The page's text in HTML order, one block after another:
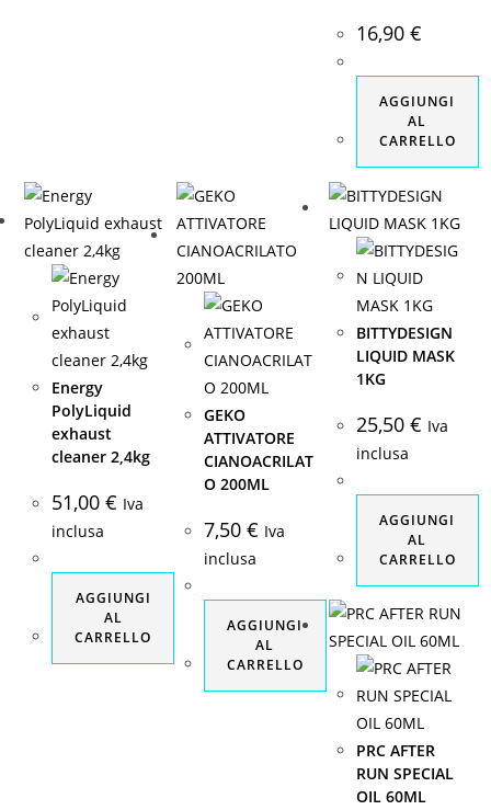
16,90 €
AGGIUNGI
AL
CARRELLO
Energy
PolyLiquid
exhaust
cleaner 2,4kg
51,00€ Iva
inclusa
AGGIUNGI
AL
CARRELLO
GEKO
ATTIVATORE
CIANOACRILAT
O 200ML
7,50 € Iva
inclusa
AGGIUNGI
AL
CARRELLO
BITTYDESIGN
LIQUID MASK
1KG
25,50 € Iva
inclusa
AGGIUNGI
AL
CARRELLO
PRC AFTER
RUN SPECIAL
OIL 60ML